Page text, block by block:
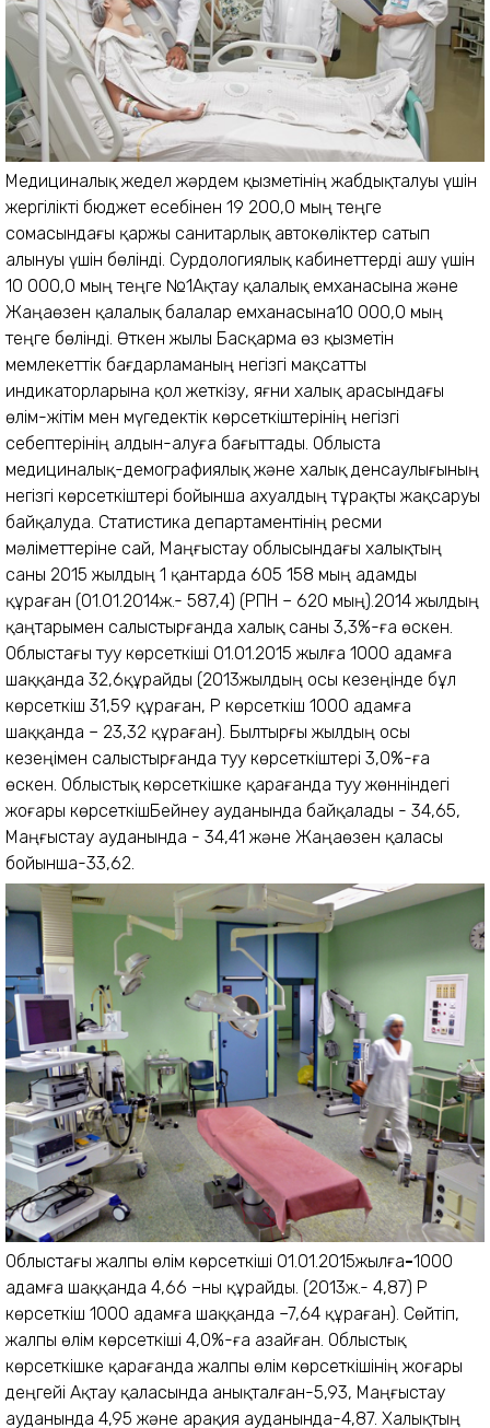
Медициналық жедел жәрдем қызметінің жабдықталуы үшін
жергілікті бюджет есебінен 19 200,0 мың теңге
сомасындағы қаржы санитарлық автокөліктер сатып
алынуы үшін бөлінді. Сурдологиялық кабинеттерді ашу үшін
10 000,0 мың теңге №1Ақтау қалалық емханасына және
Жаңаөзен қалалық балалар емханасына10 000,0 мың
теңге бөлінді. Өткен жылы Басқарма өз қызметін
мемлекеттік бағдарламаның негізгі мақсатты
индикаторларына қол жеткізу, яғни халық арасындағы
өлім-жітім мен мүгедектік көрсеткіштерінің негізгі
себептерінің алдын-алуға бағыттады. Облыста
медициналық-демографиялық және халық денсаулығының
негізгі көрсеткіштері бойынша ахуалдың тұрақты жақсаруы
байқалуда. Статистика департаментінің ресми
мәліметтеріне сай, Маңғыстау облысындағы халықтың
саны 2015 жылдың 1 қантарда 605 158 мың адамды
құраған (01.01.2014ж.- 587,4) (РПН – 620 мың).2014 жылдың
қаңтарымен салыстырғанда халық саны 3,3%-ға өскен.
Облыстағы туу көрсеткіші 01.01.2015 жылға 1000 адамға
шаққанда 32,6құрайды (2013жылдың осы кезеңінде бұл
көрсеткіш 31,59 құраған, ҚР көрсеткіш 1000 адамға
шаққанда – 23,32 құраған). Былтырғы жылдың осы
кезеңімен салыстырғанда туу көрсеткіштері 3,0%-ға
өскен. Облыстық көрсеткішке қарағанда туу жөнніндегі
жоғары көрсеткішБейнеу ауданында байқалады - 34,65,
Маңғыстау ауданында - 34,41 және Жаңаөзен қаласы
бойынша-33,62.
Облыстағы жалпы өлім көрсеткіші 01.01.2015жылға-1000
адамға шаққанда 4,66 –ны құрайды. (2013ж.- 4,87) ҚР
көрсеткіш 1000 адамға шаққанда –7,64 құраған). Сөйтіп,
жалпы өлім көрсеткіші 4,0%-ға азайған. Облыстық
көрсеткішке қарағанда жалпы өлім көрсеткішінің жоғары
деңгейі Ақтау қаласында анықталған-5,93, Маңғыстау
ауданында 4,95 және Қарақия ауданында-4,87. Халықтың